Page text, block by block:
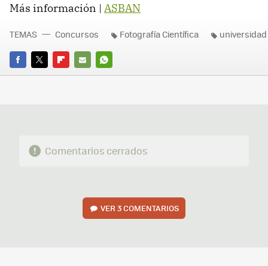
Más información | ASBAN
FACEBOOK
TWITTERFLIPBOARD
E-
WHATSAPP
TEMAS Concursos Fotografía Científica universidad
Comentarios cerrados
VER3 COMENTARIOS